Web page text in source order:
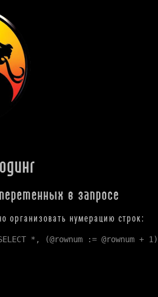
в запросе
организовать нумерацию строк:
*, (@rownum := @rownum +